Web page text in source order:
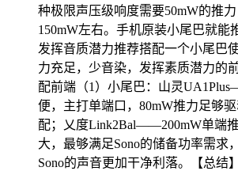
种极限声压级响度需要50mW的推
150mW左右。手机原装小尾巴就能
发挥音质潜力推荐搭配一个小尾巴
力充足，少音染，发挥素质潜力的
配前端（1）小尾巴：山灵
便，主打单端口，80mW推力足够
配；乂度Link2Bal——200mW单端
大，最够满足Sono的储备功率需求
Sono的声音更加干净利落。【总结